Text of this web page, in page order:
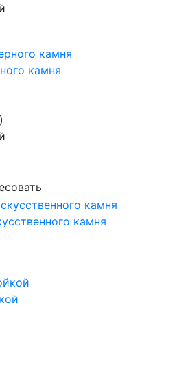
камня
камня